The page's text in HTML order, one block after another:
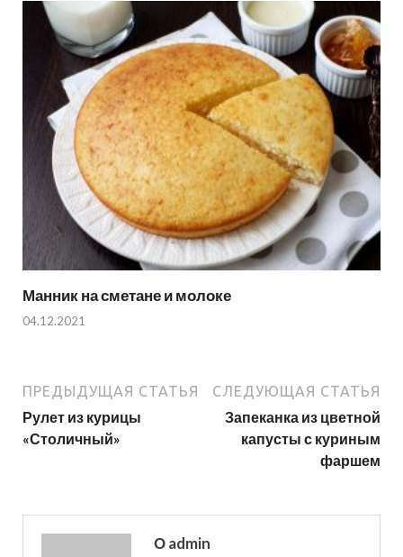
Манник на сметане и молоке
04.12.2021
ПРЕДЫДУЩАЯ СТАТЬЯ
Рулет из курицы
«Столичный»
СЛЕДУЮЩАЯ СТАТЬЯ
Запеканка из цветной
капусты с куриным
фаршем
О admin